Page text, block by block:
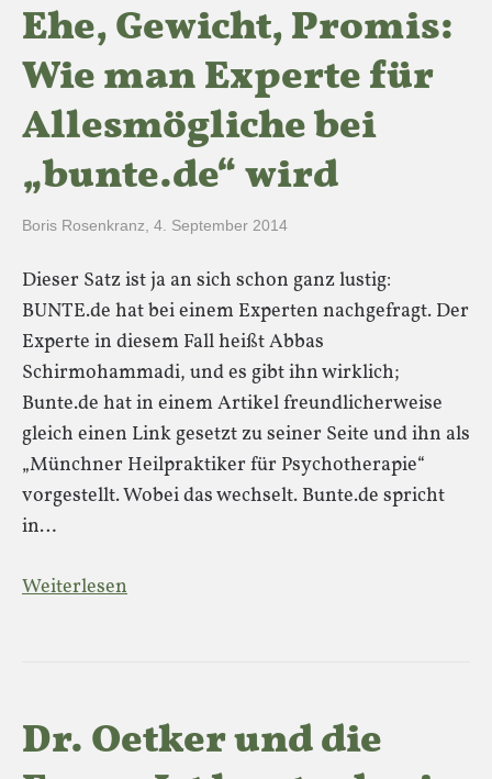
Ehe, Gewicht, Promis:
Wie man Experte für
Allesmögliche bei
„bunte.de“ wird
Boris Rosenkranz 4. September 2014
Dieser Satz ist ja an sich schon ganz lustig:
BUNTE.de hat bei einem Experten nachgefragt. Der
Experte in diesem Fall heißt Abbas
Schirmohammadi, und es gibt ihn wirklich;
Bunte.de hat in einem Artikel freundlicherweise
gleich einen Link gesetzt zu seiner Seite und ihn als
„Münchner Heilpraktiker für Psychotherapie“
vorgestellt. Wobei das wechselt. Bunte.de spricht
in…
Weiterlesen
Dr. Oetker und die